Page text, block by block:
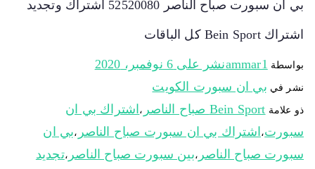
بي ان سبورت صباح الناصر 52520080 اشتراك وتجديد
اشتراك Bein Sport كل الباقات
بواسطة ammar1نشر على 6 نوفمبر، 2020
نشر في بي ان سبورت الكويت
ذو علامة Bein Sport صباح الناصر ، اشتراك بي ان
سبورت، اشتراك بي ان سبورت صباح الناصر ،بي ان
سبورت صباح الناصر ،بين سبورت صباح الناصر ،تجديد